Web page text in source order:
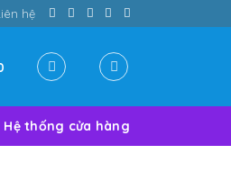
hệ
Hệ thống cửa hàng